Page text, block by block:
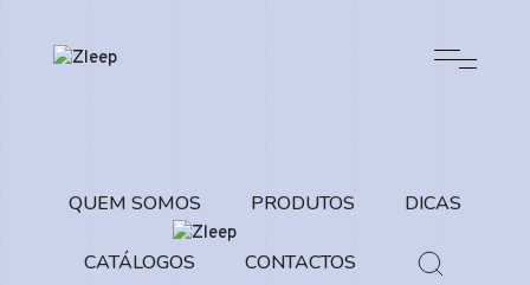
QUEM SOMOS PRODUTOS DICAS
CATÁLOGOS CONTACTOS